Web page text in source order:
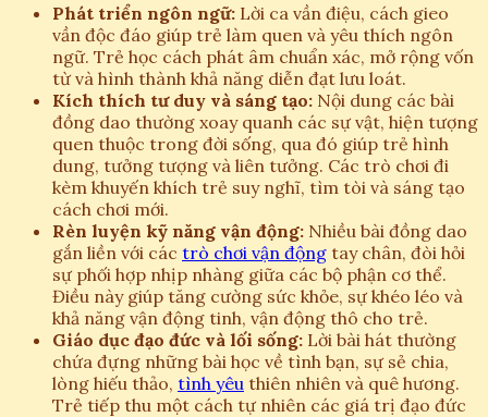
Phát triển ngôn ngữ: Lời ca vần điệu, cách gieo
vần độc đáo giúp trẻ làm quen và yêu thích ngôn
ngữ. Trẻ học cách phát âm chuẩn xác, mở rộng vốn
từ và hình thành khả năng diễn đạt lưu loát.
Kích thích tư duy và sáng tạo: Nội dung các bài
đồng dao thường xoay quanh các sự vật, hiện tượng
quen thuộc trong đời sống, qua đó giúp trẻ hình
dung, tưởng tượng và liên tưởng. Các trò chơi đi
kèm khuyến khích trẻ suy nghĩ, tìm tòi và sáng tạo
cách chơi mới.
Rèn luyện kỹ năng vận động: Nhiều bài đồng dao
gắn liền với các trò chơi vận động tay chân, đòi hỏi
sự phối hợp nhịp nhàng giữa các bộ phận cơ thể.
Điều này giúp tăng cường sức khỏe, sự khéo léo và
khả năng vận động tinh, vận động thô cho trẻ.
Giáo dục đạo đức và lối sống: Lời bài hát thường
chứa đựng những bài học về tình bạn, sự sẻ chia,
lòng hiếu thảo, tình yêu thiên nhiên và quê hương.
Trẻ tiếp thu một cách tự nhiên các giá trị đạo đức